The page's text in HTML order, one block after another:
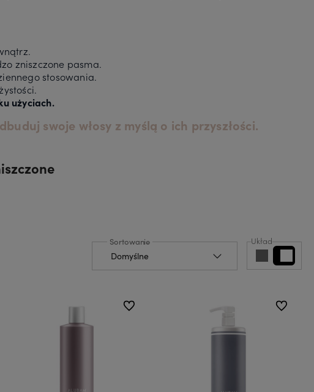
zniszczone pasma.
stosowania.
użyciach.
swoje włosy z myślą o ich przyszłości.
Układ
do ulubionych do